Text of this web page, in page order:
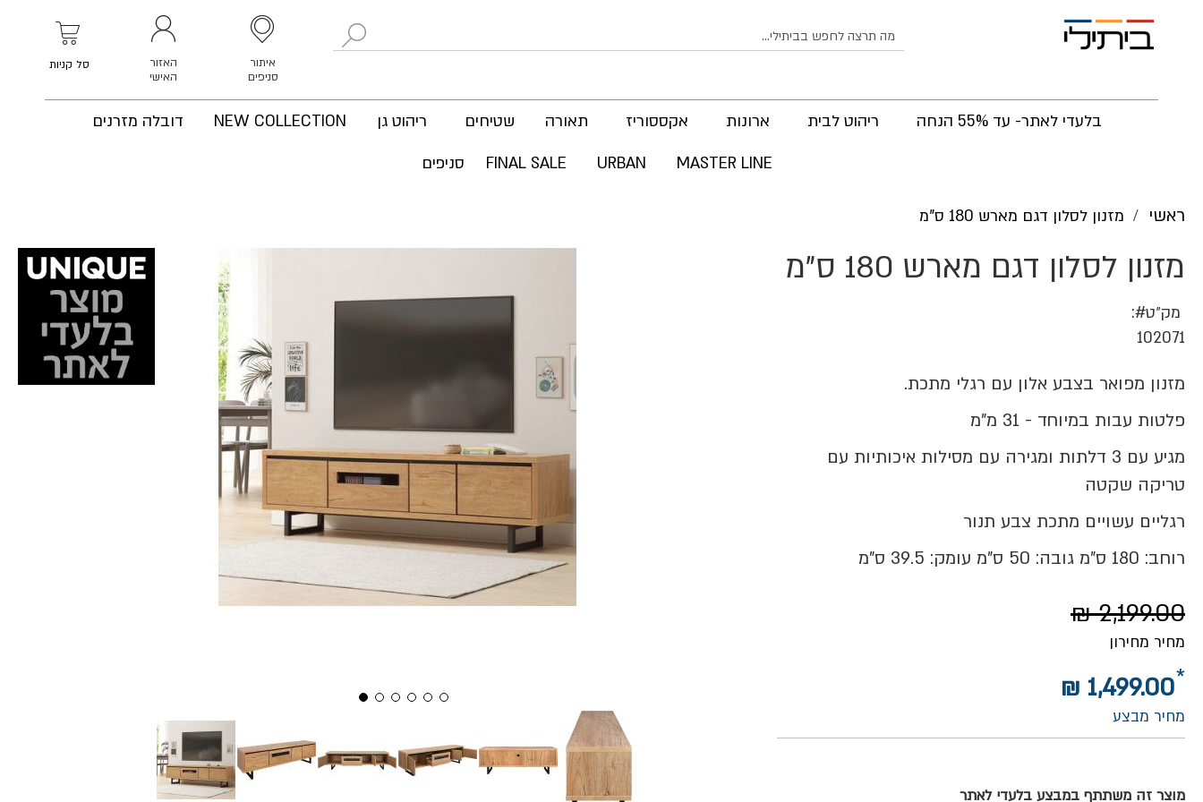
לחפש
האזור
האישי
איתור
סניפים
סל קניות
בלעדי לאתר- עד 55% הנחה ריהוט לבית ארונות אקססוריז תאורה שטיחים ריהוט גן NEW COLLECTION דובלה מזרנים
MASTER LINE
URBAN
FINAL SALE סניפים
ראשי מזנון לסלון דגם מארש 180 ס"מ
מזנון לסלון דגם מארש 180 ס"מ
מק״ט
102071
מזנון מפואר בצבע אלון עם רגלי מתכת.
פלטות עבות במיוחד - 31 מ"מ
מגיע עם 3 דלתות ומגירה עם מסילות איכותיות עם
טריקה שקטה
רגליים עשויים מתכת צבע תנור
רוחב: 180 ס"מ גובה: 50 ס"מ עומק: 39.5 ס"מ
מחיר מבצע
1,499.00 ₪
מחיר מחירון
2,199.00 ₪
מוצר זה משתתף במבצע בלעדי לאתר